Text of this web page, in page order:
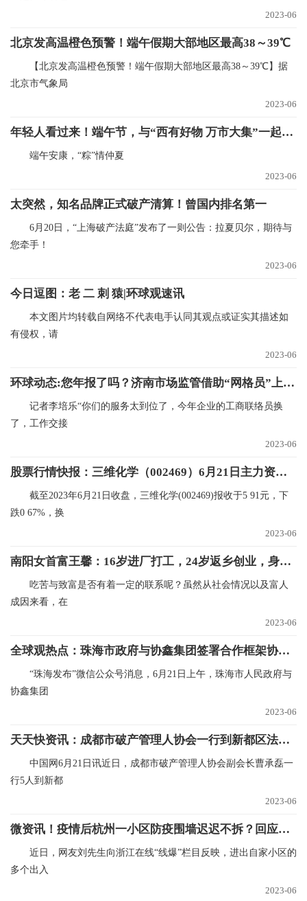
2023-06
北京发高温橙色预警！端午假期大部地区最高38～39℃
【北京发高温橙色预警！端午假期大部地区最高38～39℃】据
北京市气象局
2023-06
年轻人看过来！端午节，与“西有好物 万市大集”一起整个开心！
端午安康，“粽”情仲夏
2023-06
太突然，知名品牌正式破产清算！曾国内排名第一
6月20日，“上海破产法庭”发布了一则公告：拉夏贝尔，期待与
您牵手！
2023-06
今日逗图：老 二 刺 猿|环球观速讯
‍本文图片均转载自网络不代表电手认同其观点或证实其描述如
有侵权，请
2023-06
环球动态:您年报了吗？济南市场监管借助“网格员”上门提醒
记者李培乐“你们的服务太到位了，今年企业的工商联络员换
了，工作交接
2023-06
股票行情快报：三维化学（002469）6月21日主力资金净卖出421.86万元 速递
截至2023年6月21日收盘，三维化学(002469)报收于5 91元，下
跌0 67%，换
2023-06
南阳女首富王馨：16岁进厂打工，24岁返乡创业，身价122亿 世界实时
吃苦与致富是否有着一定的联系呢？虽然从社会情况以及富人
成因来看，在
2023-06
全球观热点：珠海市政府与协鑫集团签署合作框架协议，推动储能电芯等产业项目合作
“珠海发布”微信公众号消息，6月21日上午，珠海市人民政府与
协鑫集团
2023-06
天天快资讯：成都市破产管理人协会一行到新都区法院调研交流
中国网6月21日讯近日，成都市破产管理人协会副会长曹承磊一
行5人到新都
2023-06
微资讯！疫情后杭州一小区防疫围墙迟迟不拆？回应来了
近日，网友刘先生向浙江在线“线爆”栏目反映，进出自家小区的
多个出入
2023-06